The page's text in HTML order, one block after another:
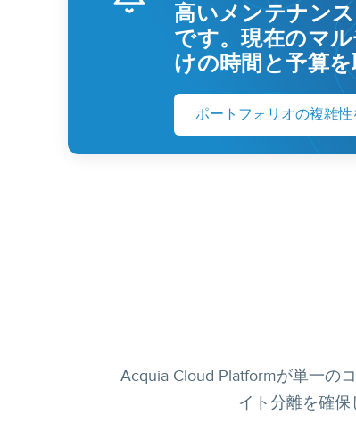
高いメンテナン
です。現在のマ
けの時間と予算
ポートフォリオの複雑性
Acquia Cloud Platformが単一の
イト分離を確